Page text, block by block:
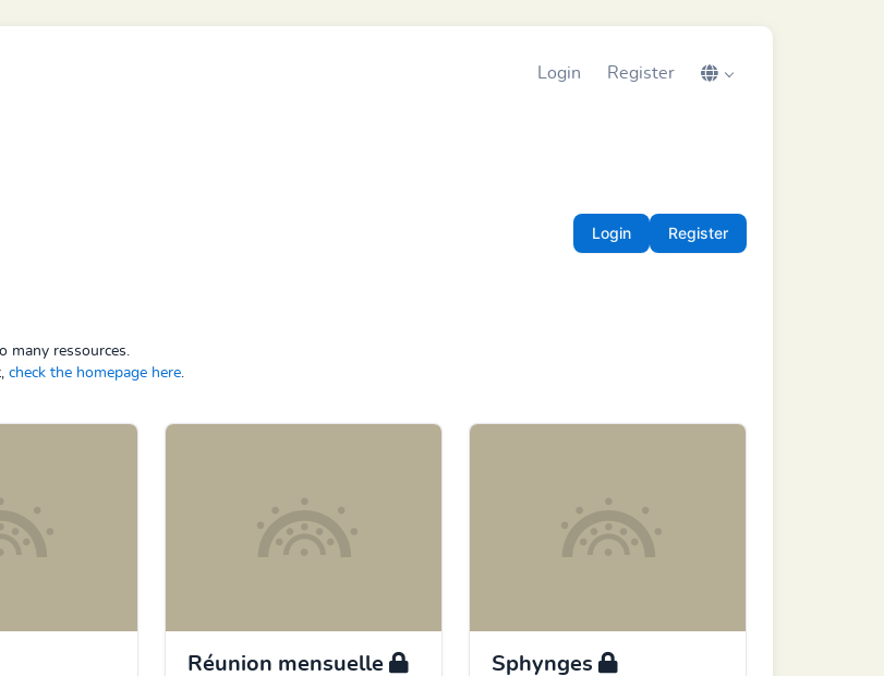
Login Register
Login Register
many ressources.
check the homepage here.
Réunion mensuelle Sphynges